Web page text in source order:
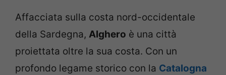
Affacciata sulla costa nord-occidentale
della Sardegna, Alghero è una città
proiettata oltre la sua costa. Con un
profondo legame storico con la Catalogna